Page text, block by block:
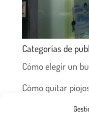
Categorías de
Cómo elegir un
Cómo quitar
Preguntas